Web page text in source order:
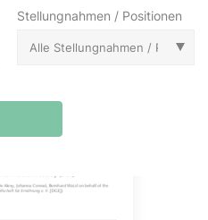
Stellungnahmen / Positionen